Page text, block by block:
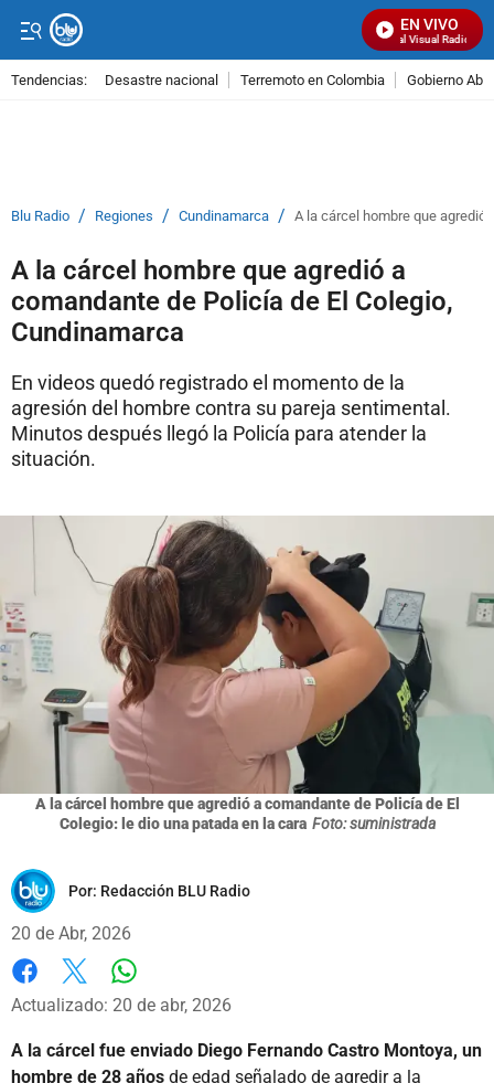
EN VIVO
Señal Visual Radio
Tendencias: Desastre nacional Terremoto en Colombia Gobierno
Blu Radio / Regiones / Cundinamarca / A la cárcel hombre que agredió
A la cárcel hombre que agredió a
comandante de Policía de El Colegio,
Cundinamarca
En videos quedó registrado el momento de la
agresión del hombre contra su pareja sentimental.
Minutos después llegó la Policía para atender la
situación.
A la cárcel hombre que agredió a comandante de Policía de El
Colegio: le dio una patada en la cara Foto: suministrada
Por: Redacción BLU Radio
20 de Abr, 2026
Facebook
X
Actualizado: 20 de abr, 2026
A la cárcel fue enviado Diego Fernando Castro Montoya, un
hombre de 28 años de edad señalado de agredir a la